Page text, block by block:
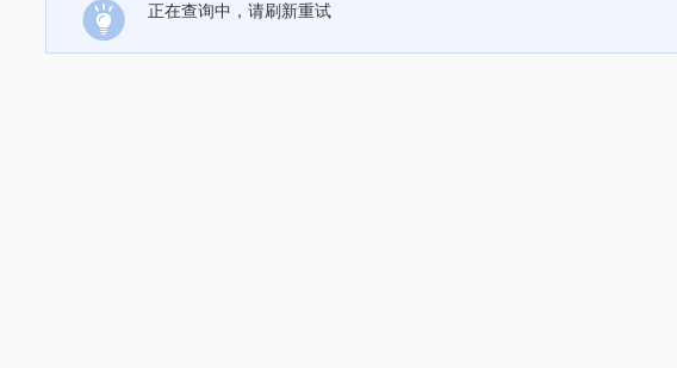
正在查询中，请刷新重试